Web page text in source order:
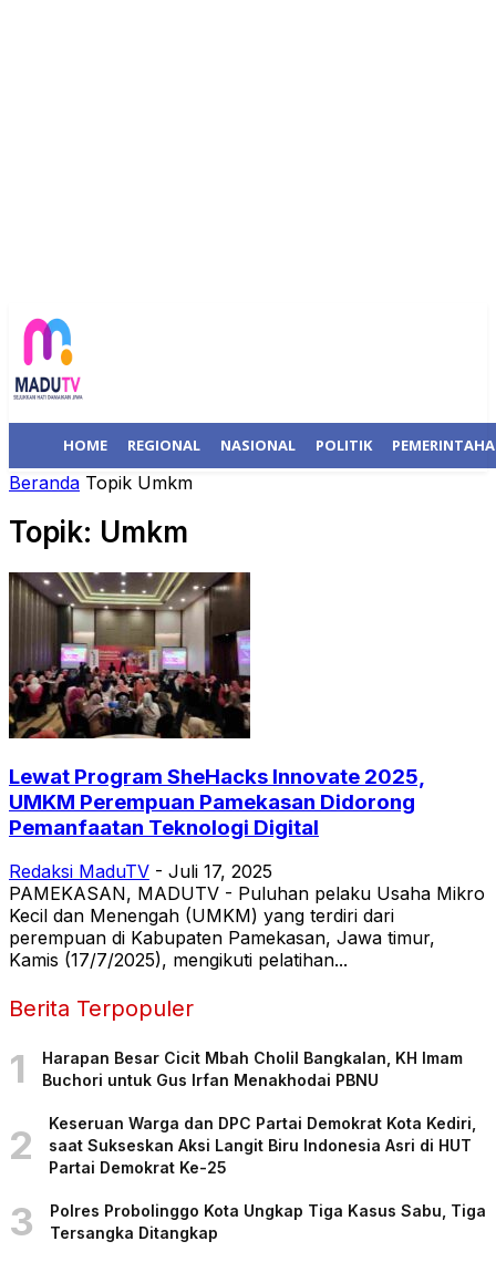
HOME REGIONAL NASIONAL POLITIK
Beranda Topik Umkm
Topik: Umkm
Lewat Program SheHacks Innovate 2025,
UMKM Perempuan Pamekasan Didorong
Pemanfaatan Teknologi Digital
Redaksi MaduTV - Juli 17, 2025
PAMEKASAN, MADUTV - Puluhan pelaku Usaha Mikro
Kecil dan Menengah (UMKM) yang terdiri dari
perempuan di Kabupaten Pamekasan, Jawa timur,
Kamis (17/7/2025), mengikuti pelatihan...
Berita Terpopuler
1
Harapan Besar Cicit Mbah Cholil Bangkalan, KH Imam
Buchori untuk Gus Irfan Menakhodai PBNU
2
Keseruan Warga dan DPC Partai Demokrat Kota Kediri,
saat Sukseskan Aksi Langit Biru Indonesia Asri di HUT
Partai Demokrat Ke-25
3
Polres Probolinggo Kota Ungkap Tiga Kasus Sabu, Tiga
Tersangka Ditangkap